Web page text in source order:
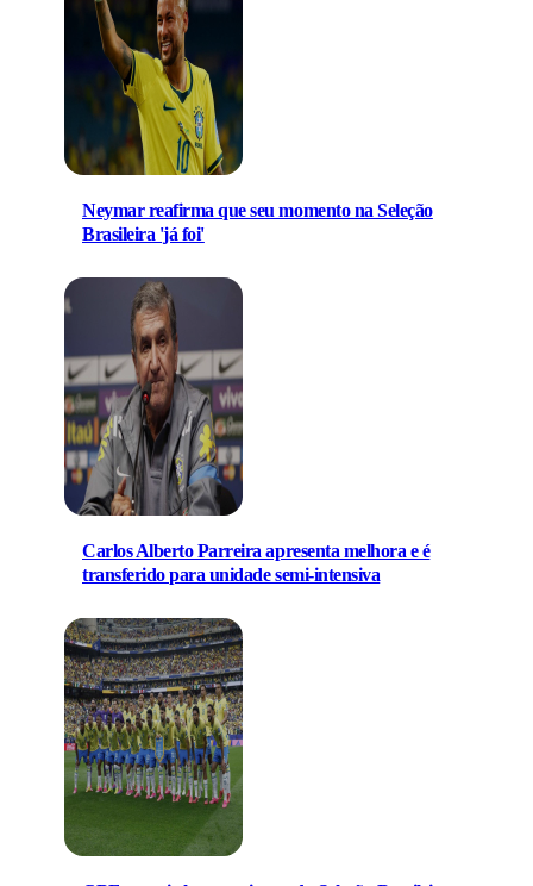
Neymar reafirma que seu momento na Seleção
Brasileira 'já foi'
Carlos Alberto Parreira apresenta melhora e é
transferido para unidade semi-intensiva